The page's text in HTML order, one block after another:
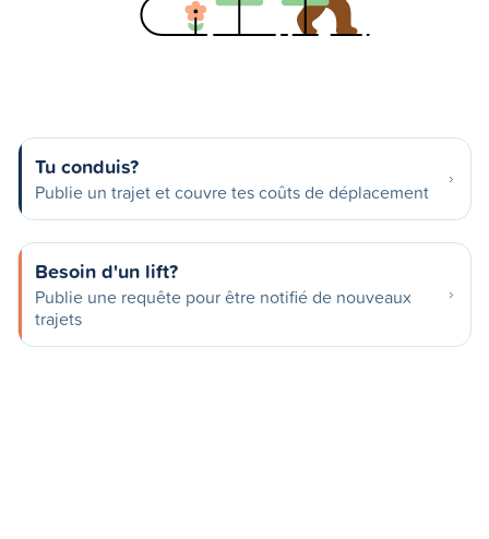
Tu conduis?
Publie un trajet et couvre tes coûts de déplacement
Besoin d'un lift?
Publie une requête pour être notifié de nouveaux
trajets